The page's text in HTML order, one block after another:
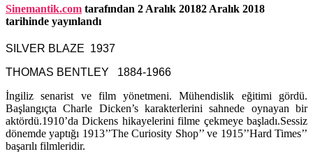
Sinemantik.com tarafından 2 Aralık 20182 Aralık 2018
tarihinde yayınlandı
SILVER BLAZE 1937
THOMAS BENTLEY 1884-1966
İngiliz senarist ve film yönetmeni. Mühendislik eğitimi gördü.
Başlangıçta Charle Dicken’s karakterlerini sahnede oynayan bir
aktördü.1910’da Dickens hikayelerini filme çekmeye başladı.Sessiz
dönemde yaptığı 1913’’The Curiosity Shop’’ ve 1915’’Hard Times’’
başarılı filmleridir.